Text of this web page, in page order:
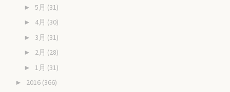
► 5月 (31)
► 4月 (30)
► 3月 (31)
► 2月 (28)
► 1月 (31)
► 2016 (366)